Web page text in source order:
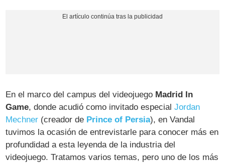
En el marco del campus del videojuego Madrid In
Game, donde acudió como invitado especialJordan
Mechner (creador de Prince of Persia), en Vandal
tuvimos la ocasión de entrevistarle para conocer más en
profundidad a esta leyenda de la industria del
videojuego. Tratamos varios temas, pero uno de los más